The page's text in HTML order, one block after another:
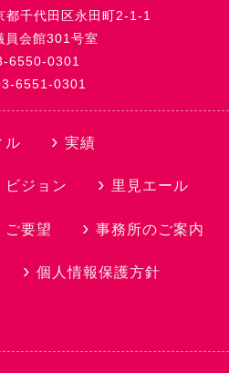
千代田区永田町2-1-1
員会館301号室
6550-0301
6551-0301
ル 実績
ビジョン 里見エール
ご要望 事務所のご案内
個人情報保護方針